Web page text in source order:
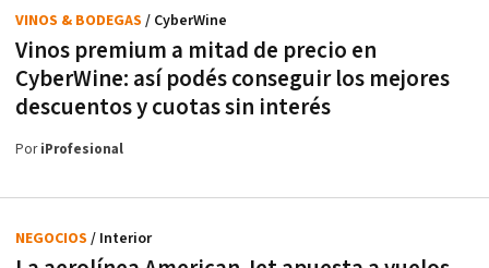
Vinos premium a mitad de precio en
CyberWine: así podés conseguir los mejores
descuentos y cuotas sin interés
VINOS & BODEGAS / CyberWine
PoriProfesional
NEGOCIOS / Interior